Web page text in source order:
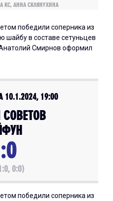
КС, АННА СКЛЯНУХИНА
победили соперника из
шайбу в составе сетуньцев
Смирнов оформил
10.1.2024, 19:00
0:0)
победили соперника из